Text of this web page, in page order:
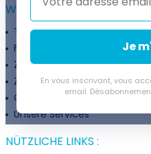
WEITERFÜHRENDE
Treueprogramm
Finanzierung
Zahlungsflexibilität
Zuschüsse
Gutschein
Unsere Services
NÜTZLICHE LINKS :
Je
En vous inscrivant, vous
email.